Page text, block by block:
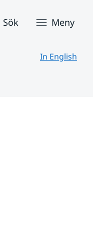
Sök Meny
In English